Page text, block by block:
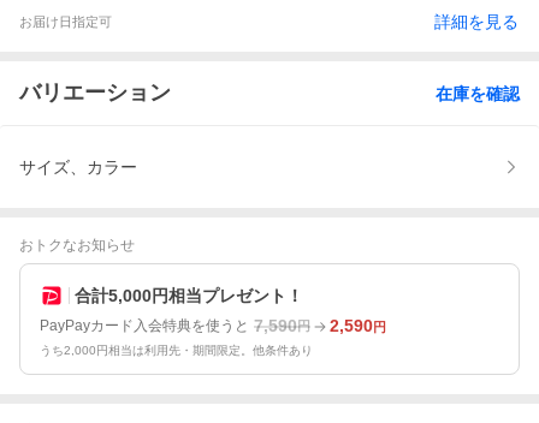
お届け日指定可 詳細を見る
バリエーション 在庫を確認
サイズ、カラー
おトクなお知らせ
合計5,000円相当プレゼント！
PayPayカード入会特典を使うと 7,590円 2,590円
うち2,000円相当は利用先・期間限定。他条件あり